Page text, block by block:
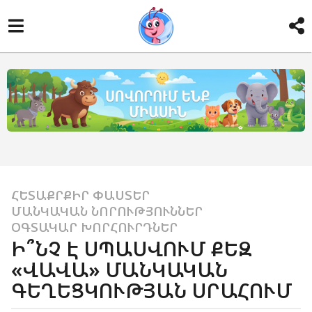
1
4
տ
ա
ր
ի
ՀԵՏԱՔՐՔԻՐ ՓԱՍՏԵՐ
ՄԱՆԿԱԿԱՆ ՆՈՐՈՒԹՅՈՒՆՆԵՐ
ՕԳՏԱԿԱՐ ԽՈՐՀՈՒՐԴՆԵՐ
Ի՞ՆՉ Է ՍՊԱՍՎՈՒՄ ՔԵԶ
«ՎԱՎԱ» ՄԱՆԿԱԿԱՆ
ԳԵՂԵՑԿՈՒԹՅԱՆ ՍՐԱՀՈՒՄ